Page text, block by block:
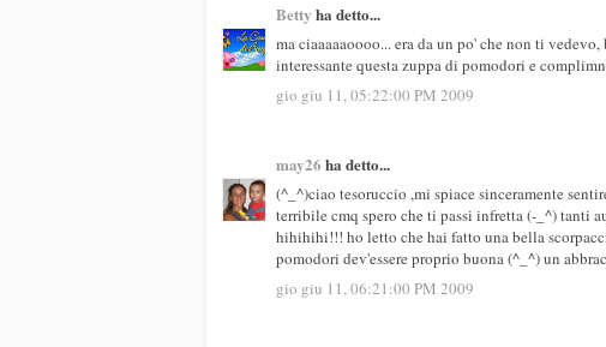
Betty ha detto...
ma ciaaaaaoooo... era da un po' che non ti
interessante questa zuppa di pomodori e
gio giu 11, 05:22:00 PM 2009
may26 ha detto...
(^_^)ciao tesoruccio ,mi spiace sinceramente
terribile cmq spero che ti passi infretta (-_^) tanti
hihihihi!!! ho letto che hai fatto una bella
pomodori dev'essere proprio buona (^_^) un
gio giu 11, 06:21:00 PM 2009